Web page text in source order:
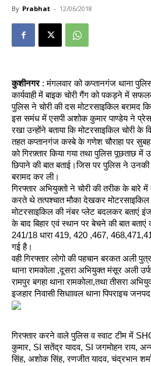
By Prabhat - 12/06/2018
कुशीनगर : मंगलवार को कप्तानगंज थाना
कार्यवाही में बाइक चोरी गैंग को पकड़ने में
पुलिस ने चोरी की दस मोटरसाइकिल बरामद
इस समंध में एसपी अशोक कुमार पाण्डेय ने प्रेस
रखा उन्होंने बताया कि मोटरसाइकिल चोरी के
तहत कप्तानगंज कस्बे के गणेश चौराहा पर
को गिरफ़्तार किया गया तथा पुलिस पूछताछ में
छिपाने की बात बताई।जिस पर पुलिस ने उनकी
बरामद कर ली।
गिरफ्तार अभियुक्तो ने चोरी की तरीक के बारे
करते थे तत्पश्चात मौका देखकर
मोटरसाइकिल की नंबर प्लेट बदलकर बताएं
के बाद बिहार एवं स्थान पर बेचने की बात
241/18 धारा 419, 420 ,467,
गई है।
वही गिरफ्तार लोगो की पहचान बरकत अली
थाना रामकोला ,दूसरा अभियुक्त मंसूर अली
रामपुर बगहा थाना रामकोला,तथा तीसरा
इजहार निवासी सिधाावल थाना पिपराइच
गिरफ्तार करने वाले पुलिस व स्वाट टीम में
कुमार, SI सतेंद्र यादव, SI जगमोहन राय,
सिंह, अशोक सिंह, रणजीत यादव, चंद्रभान